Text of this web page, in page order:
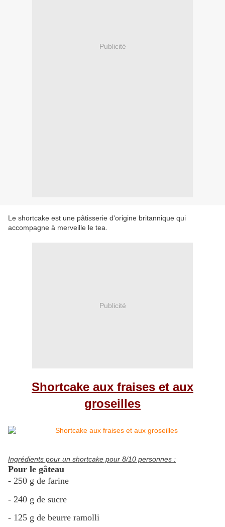
Publicité
Le shortcake est une pâtisserie d'origine britannique qui
accompagne à merveille le tea.
Publicité
Shortcake aux fraises et aux
groseilles
Ingrédients pour un shortcake pour 8/10 personnes :
Pour le gâteau
- 250 g de farine
- 240 g de sucre
- 125 g de beurre ramolli